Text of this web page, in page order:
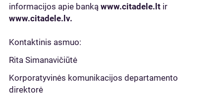
informacijos apie banką www.citadele.lt ir
www.citadele.lv.
Kontaktinis asmuo:
Rita Simanavičiūtė
Korporatyvinės komunikacijos departamento
direktorė